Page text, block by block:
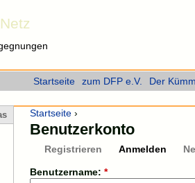
Startseite ›
Benutzerkonto
Registrieren Anmelden
Benutzername: *
Startseite zum DFP e.V. Der